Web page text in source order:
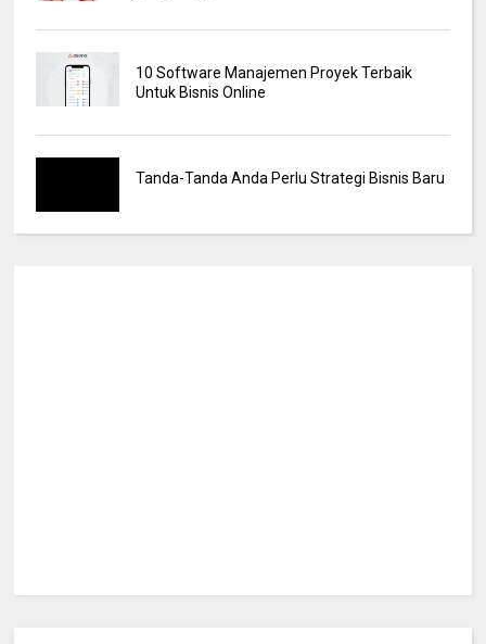
10 Software Manajemen Proyek Terbaik
Untuk Bisnis Online
Tanda-Tanda Anda Perlu Strategi Bisnis Baru